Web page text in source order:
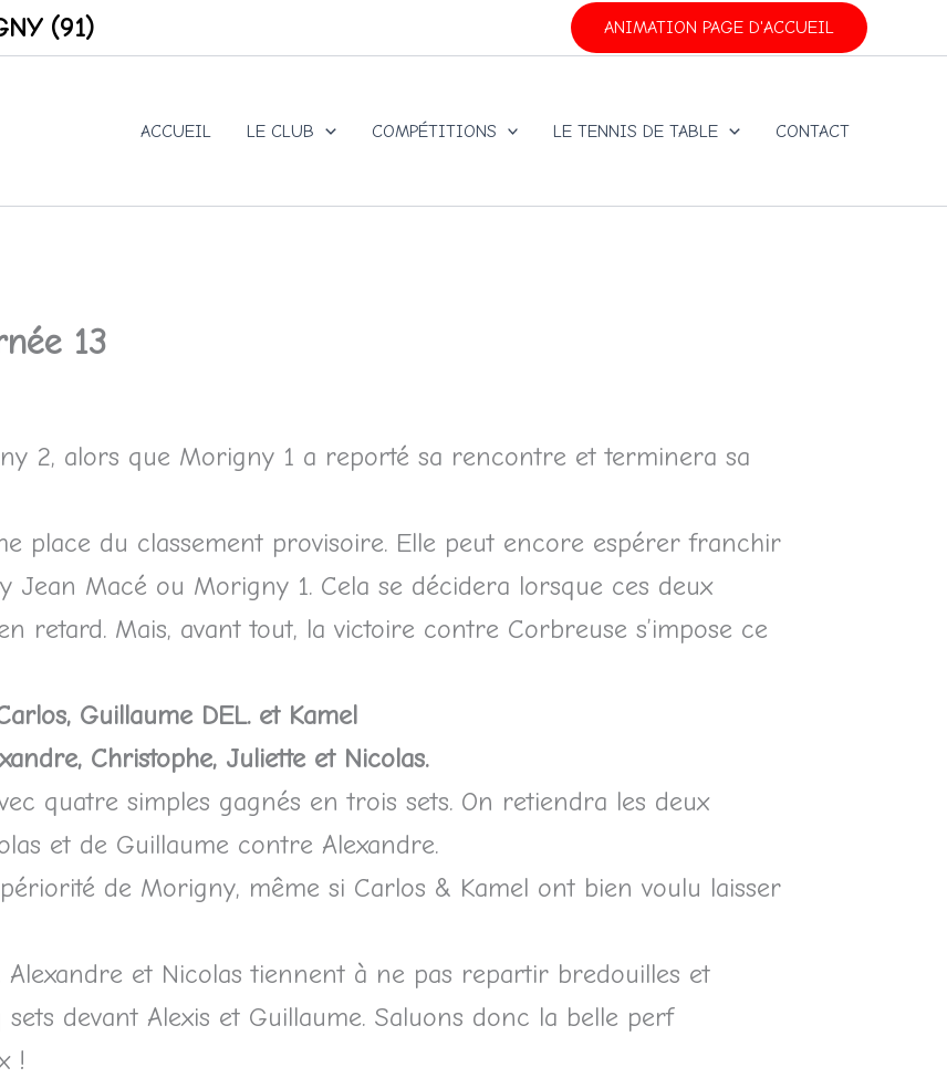
(91) ANIMATION PAGE D'ACCUEIL
ACCUEIL LE CLUB COMPÉTITIONS LE TENNIS DE TABLE CONTACT
13
2, alors que Morigny 1 a reporté sa rencontre et terminera sa
place du classement provisoire. Elle peut encore espérer franchir
Jean Macé ou Morigny 1. Cela se décidera lorsque ces deux
retard. Mais, avant tout, la victoire contre Corbreuse s’impose ce
Guillaume DEL. et Kamel
Christophe, Juliette et Nicolas.
quatre simples gagnés en trois sets. On retiendra les deux
et de Guillaume contre Alexandre.
de Morigny, même si Carlos & Kamel ont bien voulu laisser
Alexandre et Nicolas tiennent à ne pas repartir bredouilles et
devant Alexis et Guillaume. Saluons donc la belle perf
!